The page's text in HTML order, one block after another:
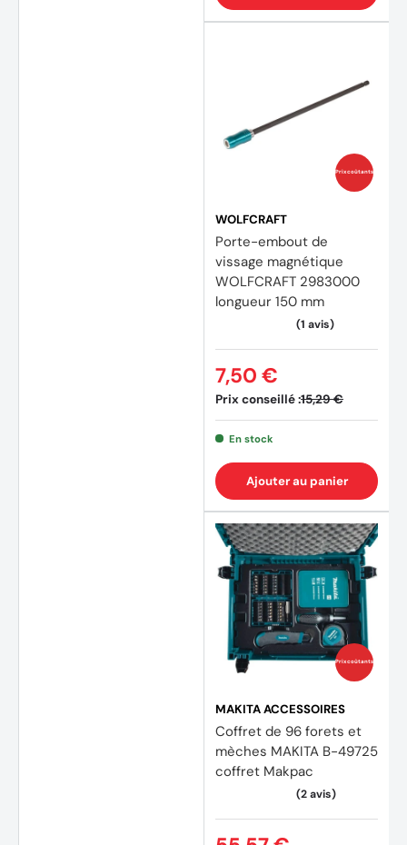
Prix coûtants
WOLFCRAFT
Porte-embout de
vissage magnétique
WOLFCRAFT 2983000
longueur 150 mm
Prix conseillé :15,29 €
7,50 €
En stock
Ajouter au panier
Prix coûtants
MAKITA ACCESSOIRES
Coffret de 96 forets et
mèches MAKITA B-49725
coffret Makpac